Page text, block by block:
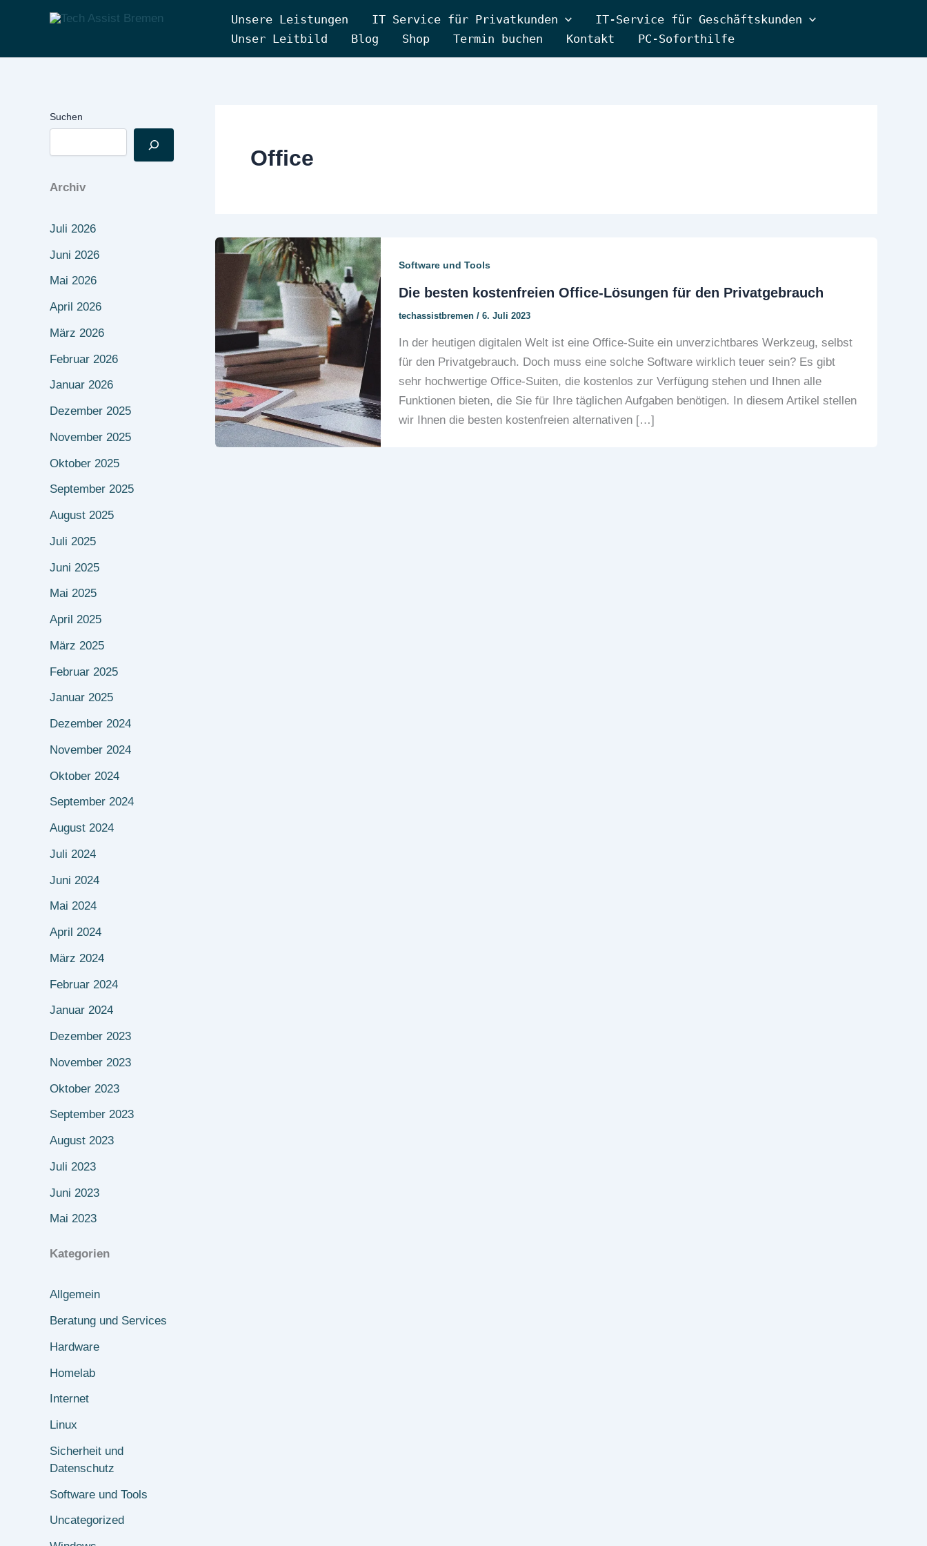
Unsere Leistungen IT Service für Privatkunden
IT-Service für Geschäftskunden
Unser Leitbild
Blog Shop Termin buchen Kontakt PC-Soforthilfe
Suchen
Archiv
Juli 2026
Juni 2026
Mai 2026
April 2026
März 2026
Februar 2026
Januar 2026
Dezember 2025
November 2025
Oktober 2025
September 2025
August 2025
Juli 2025
Juni 2025
Mai 2025
April 2025
März 2025
Februar 2025
Januar 2025
Dezember 2024
November 2024
Oktober 2024
September 2024
August 2024
Juli 2024
Juni 2024
Mai 2024
April 2024
März 2024
Februar 2024
Januar 2024
Dezember 2023
November 2023
Oktober 2023
September 2023
August 2023
Juli 2023
Juni 2023
Mai 2023
Kategorien
Allgemein
Beratung und Services
Hardware
Homelab
Internet
Linux
Sicherheit und
Datenschutz
Software und Tools
Uncategorized
Office
Software und Tools
Die besten kostenfreien Office-Lösungen für den Privatgebrauch
techassistbremen / 6. Juli 2023
In der heutigen digitalen Welt ist eine Office-Suite ein unverzichtbares Werkzeug, selbst
für den Privatgebrauch. Doch muss eine solche Software wirklich teuer sein? Es gibt
sehr hochwertige Office-Suiten, die kostenlos zur Verfügung stehen und Ihnen alle
Funktionen bieten, die Sie für Ihre täglichen Aufgaben benötigen. In diesem Artikel stellen
wir Ihnen die besten kostenfreien alternativen […]